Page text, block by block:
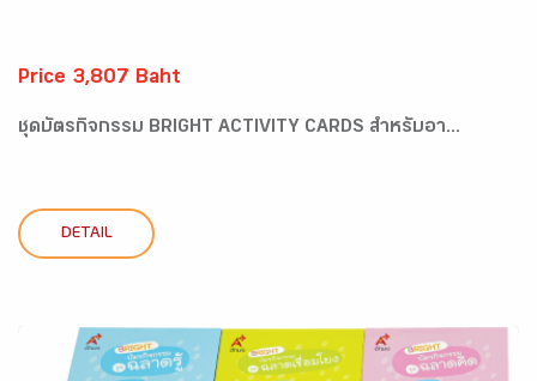
Price 3,807 Baht
ชุดบัตรกิจกรรม BRIGHT ACTIVITY CARDS สำหรับอา...
DETAIL